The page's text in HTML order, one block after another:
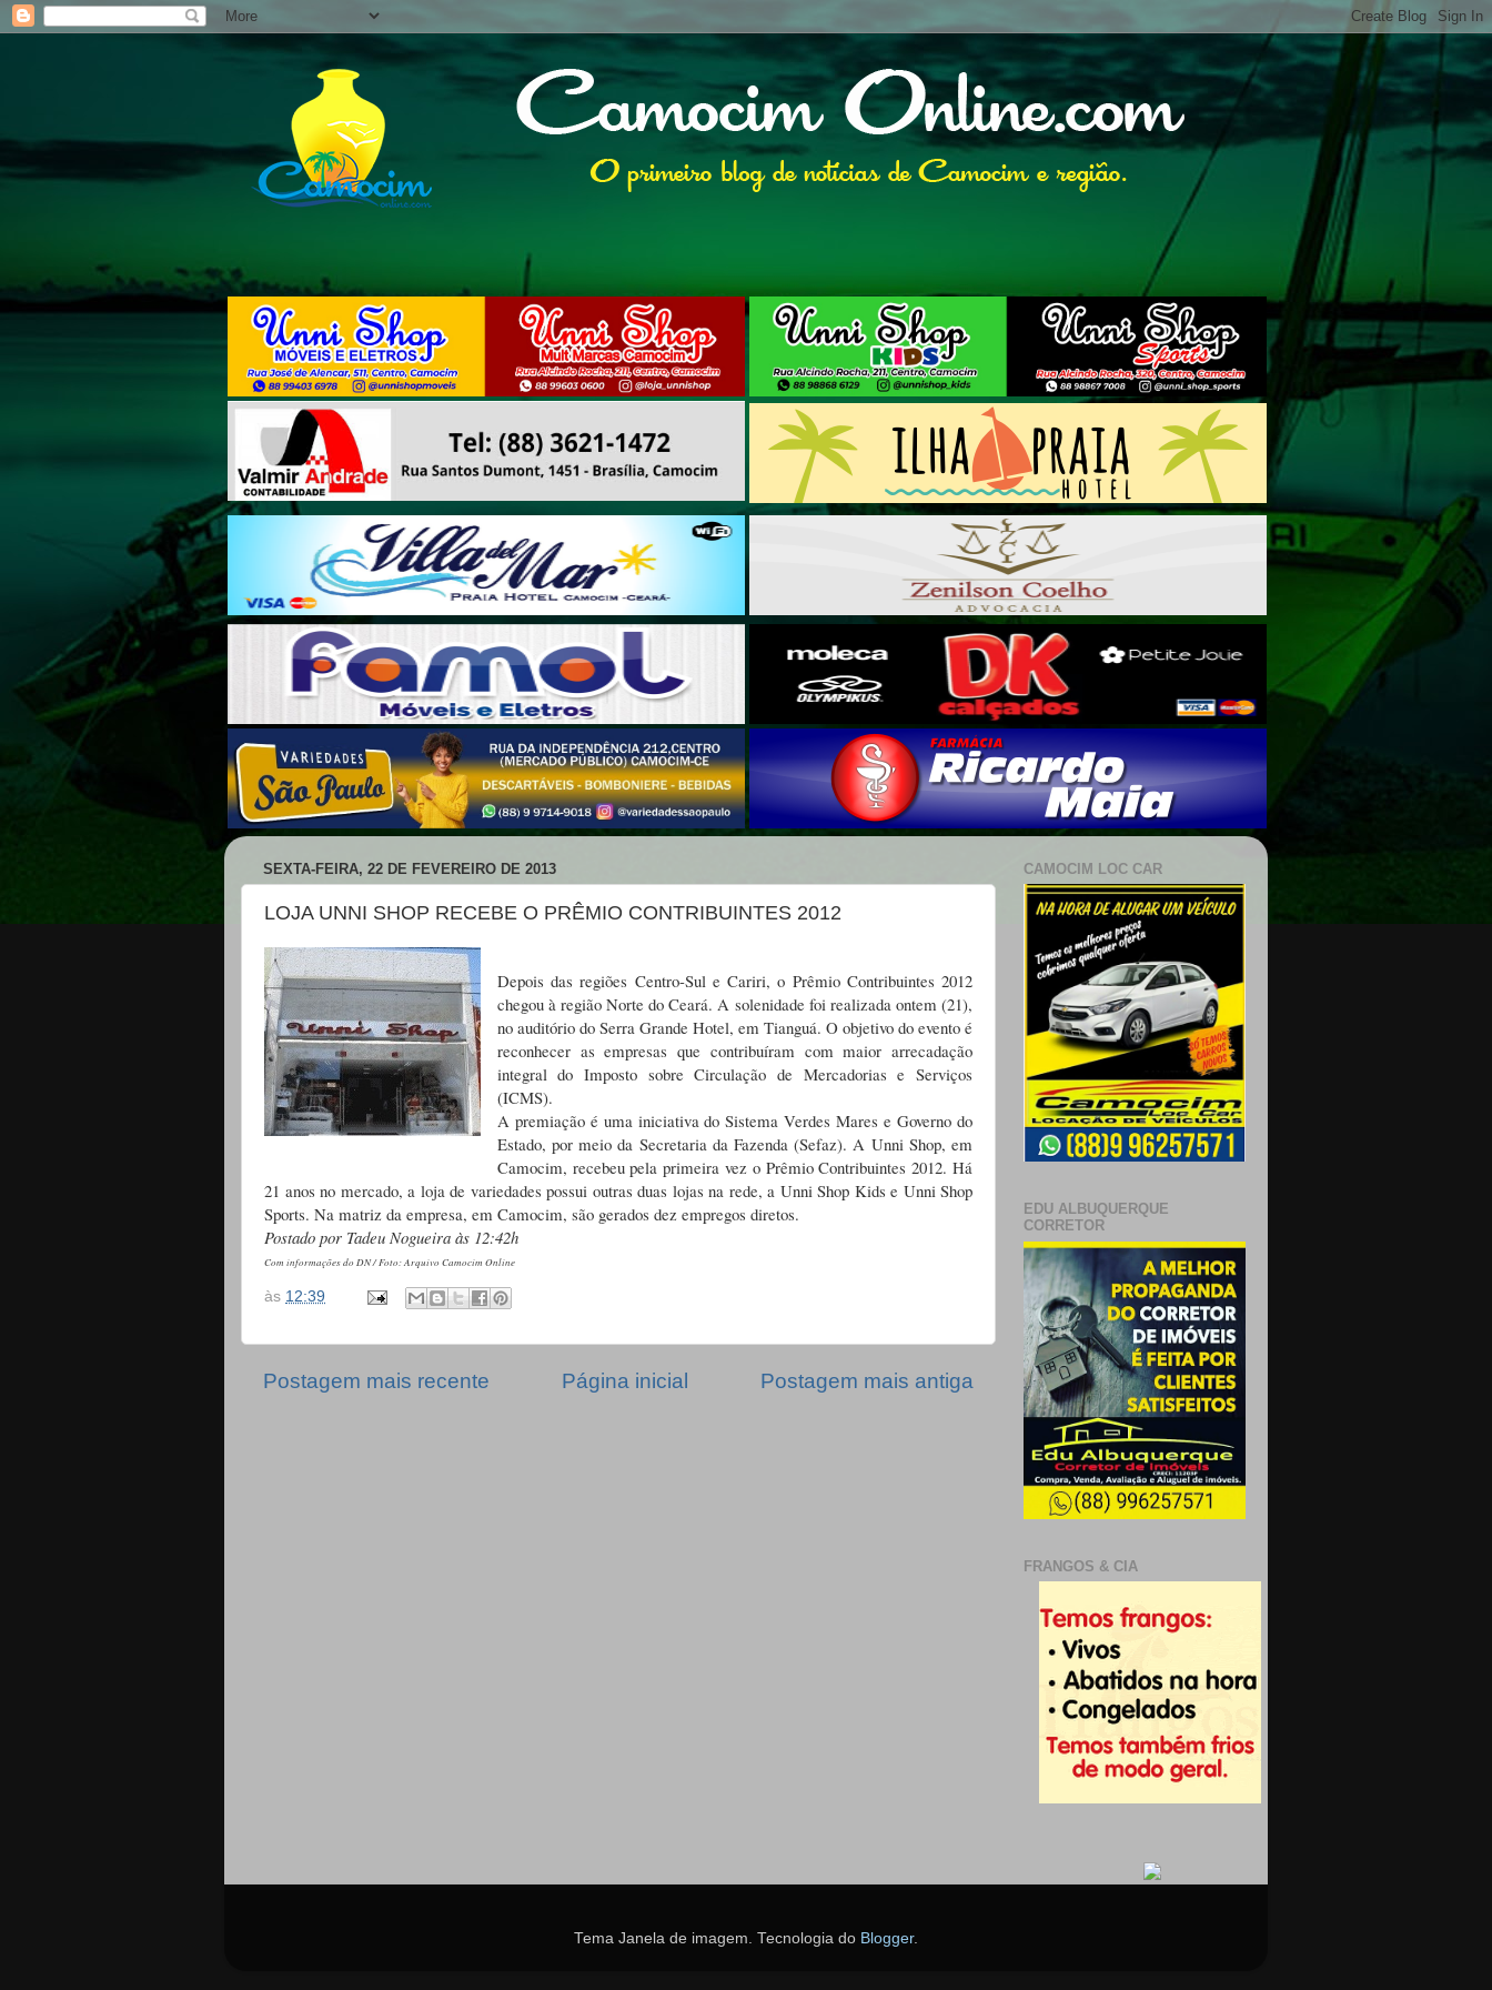
SEXTA-FEIRA, 22 DE FEVEREIRO DE 2013
LOJA UNNI SHOP RECEBE O PRÊMIO CONTRIBUINTES 2012
Depois das regiões Centro-Sul e Cariri, o Prêmio Contribuintes 2012
chegou à região Norte do Ceará. A solenidade foi realizada ontem (21),
no auditório do Serra Grande Hotel, em Tianguá. O objetivo do evento é
reconhecer as empresas que contribuíram com maior arrecadação
integral do Imposto sobre Circulação de Mercadorias e Serviços
(ICMS).
A premiação é uma iniciativa do Sistema Verdes Mares e Governo do
Estado, por meio da Secretaria da Fazenda (Sefaz). A Unni Shop, em
Camocim, recebeu pela primeira vez o Prêmio Contribuintes 2012. Há
21 anos no mercado, a loja de variedades possui outras duas lojas na rede, a Unni Shop Kids e Unni Shop
Sports. Na matriz da empresa, em Camocim, são gerados dez empregos diretos.
Postado por Tadeu Nogueira às 12:42h
Com informações do DN / Foto: Arquivo Camocim Online
às 12:39
Postagem mais recente Postagem mais antiga
Página inicial
CAMOCIM LOC CAR
EDU ALBUQUERQUE
CORRETOR
FRANGOS & CIA
Tema Janela de imagem. Tecnologia do Blogger.